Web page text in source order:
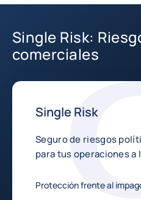
Single Risk:
comerciales
Single Risk
Seguro de riesgos
para tus operaciones a
Protección frente al